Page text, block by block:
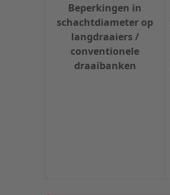
Beperkingen in
schachtdiameter op
langdraaiers /
conventionele
draaibanken